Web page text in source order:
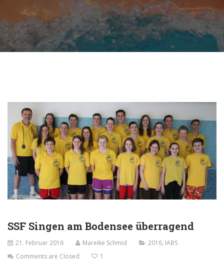
SSF Singen am Bodensee überragend
21. Februar 2016 Mareike Schmid 2016, IABS
Comments are Closed
1